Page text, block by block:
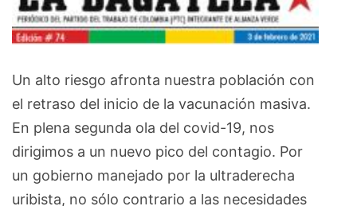
Un alto riesgo afronta nuestra población con
el retraso del inicio de la vacunación masiva.
En plena segunda ola del covid-19, nos
dirigimos a un nuevo pico del contagio. Por
un gobierno manejado por la ultraderecha
uribista, no sólo contrario a las necesidades